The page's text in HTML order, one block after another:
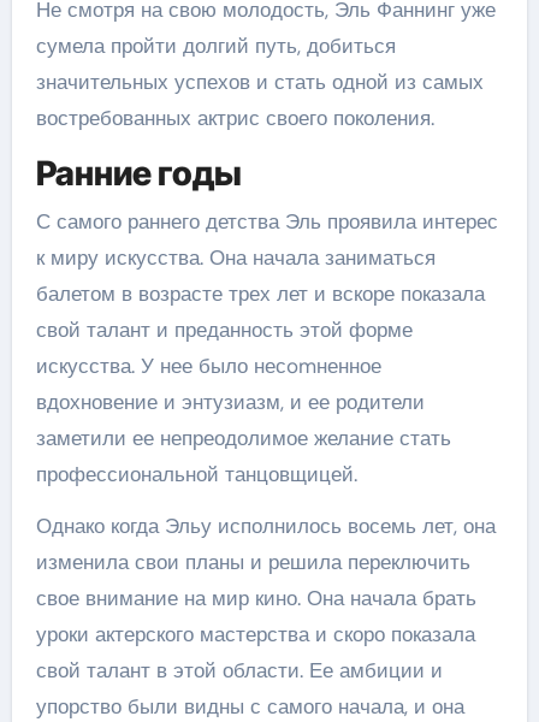
Не смотря на свою молодость, Эль Фаннинг уже
сумела пройти долгий путь, добиться
значительных успехов и стать одной из самых
востребованных актрис своего поколения.
Ранние годы
С самого раннего детства Эль проявила интерес
к миру искусства. Она начала заниматься
балетом в возрасте трех лет и вскоре показала
свой талант и преданность этой форме
искусства. У нее было несomненное
вдохновение и энтузиазм, и ее родители
заметили ее непреодолимое желание стать
профессиональной танцовщицей.
Однако когда Эльу исполнилось восемь лет, она
изменила свои планы и решила переключить
свое внимание на мир кино. Она начала брать
уроки актерского мастерства и скоро показала
свой талант в этой области. Ее амбиции и
упорство были видны с самого начала, и она